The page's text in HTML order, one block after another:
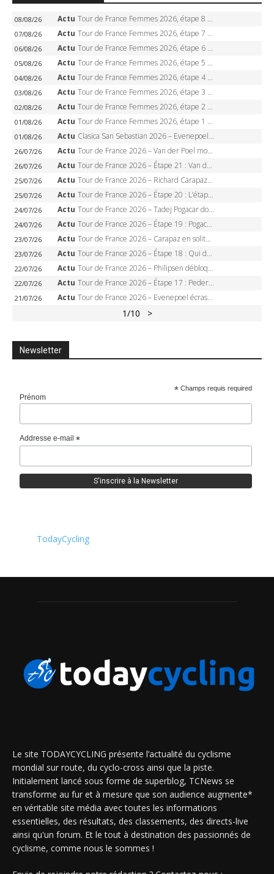
08/08/26 Actu Tour de France Femmes 2026, étape 8 – Demi Vollering gagne à Nice, reprend le jaune, Niewiadoma à 8 secondes
07/08/26 Actu Tour de France Femmes 2026, étape 7 – Kasia Niewiadoma gagne le Ventoux, maillot jaune, Reusser et Vollering piégées
06/08/26 Actu Tour de France Femmes 2026, étape 6 – Kim Le Court-Pienaar gagne à Tournon, Reusser en jaune
05/08/26 Actu Tour de France Femmes 2026, étape 5 – Demi Vollering gagne à Belleville, Reusser en jaune, Ferrand-Prévot coule
04/08/26 Actu Tour de France Femmes 2026, étape 4 – Marlen Reusser écrase le chrono, Ferrand-Prévot en crise
03/08/26 Actu Tour de France Femmes 2026, étape 3 – Sigrid Haugset en solitaire, 88 km d’échappée, maillot jaune
02/08/26 Actu Tour de France Femmes 2026, étape 2 – Lorena Wiebes doublé à Genève, Markus héroïque, 7e record
01/08/26 Actu Tour de France Femmes 2026, étape 1 – Lorena Wiebes intouchable à Lausanne, premier maillot jaune
01/08/26 Actu Clasica San Sebastian 2026 – Evenepoel recordman, 4e victoire, Carapaz battu au sprint
26/07/26 Actu Tour de France 2026 – Van der Poel monumental à Paris, Pogacar égale le record des cinq sacres
26/07/26 Actu Tour de France 2026 – Étape 21 : Van der Poel, Pogacar, qui succédera à Wout van Aert sur les Champs-Elysées ?
25/07/26 Actu Tour de France 2026 – Richard Carapaz roi des Alpes, doublé et maillot à pois, Seixas perd le podium
25/07/26 Actu Tour de France 2026 – Étape 20 : L’étape reine, Galibier, Sarenne, Alpe d’Huez, qui succédera à Pogacar ?
24/07/26 Actu Tour de France 2026 – Tadej Pogacar dompte l’Alpe d’Huez, 5e victoire, record de Pantani pulvérisé
24/07/26 Actu Tour de France 2026 – Étape 19 : Pogacar peut-il enfin dompter l’Alpe d’Huez ?
23/07/26 Actu Tour de France 2026 – Carapaz en solitaire à Orcières-Merlette, Paret-Peintre à un point du maillot à pois
23/07/26 Actu Tour de France 2026 – Étape 18 : Qui domptera Orcières-Merlette, première marche vers l’Alpe d’Huez ?
22/07/26 Actu Tour de France 2026 – Philipsen débloque son compteur à Voiron, Pedersen en danger pour le maillot vert
22/07/26 Actu Tour de France 2026 – Étape 17 : Pedersen peut-il verrouiller le maillot vert à Voiron ?
21/07/26 Actu Tour de France 2026 – Evenepoel écrase le chrono d’Évian, Seixas 4e, Lipowitz abandonne
1/10 >
Newsletter
* Champs requis required
Prénom
Addresse e-mail*
TodayCycling
Le site TODAYCYCLING présente l’actualité du cyclisme
mondial sur route, du cyclo-cross ainsi que la piste.
Initialement lancé sous forme de superblog, TCNews se
transforme au fur et à mesure que son audience augmente*
en véritable site média avec toutes les informations
essentielles, des résultats, des classements, des directs-live
ainsi qu'un forum. Et le tout à destination des passionnés de
cyclisme, comme nous le sommes !